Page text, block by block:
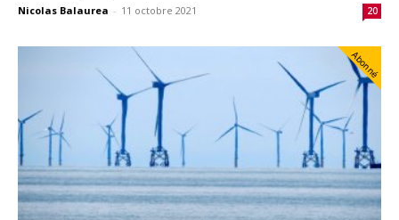
Nicolas Balaurea - 11 octobre 2021 20
Abonné